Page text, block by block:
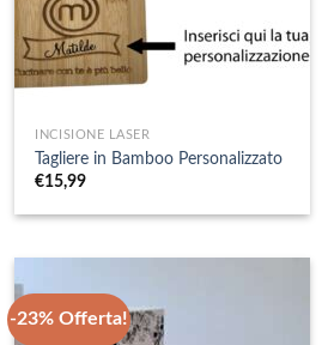
+
INCISIONE LASER
Tagliere in Bamboo Personalizzato
€15,99
-23% Offerta!